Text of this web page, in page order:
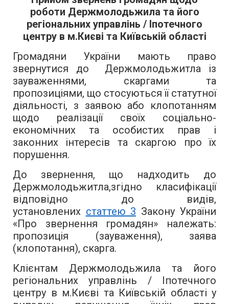
роботи Держмолодьжила та його
регіональних управлінь / Іпотечного
центру в м.Києві та Київській області
Громадяни України мають право
звернутися до Держмолодьжитла із
зауваженнями, скаргами та
пропозиціями, що стосуються її статутної
діяльності, з заявою або клопотанням
щодо реалізації своїх соціально-
економічних та особистих прав і
законних інтересів та скаргою про їх
порушення.
До звернення, що надходить до
Держмолодьжитла,згідно класифікації
відповідно до видів,
установлених статтею 3 Закону України
«Про звернення громадян» належать:
пропозиція (зауваження), заява
(клопотання), скарга.
Клієнтам Держмолодьжила та його
регіональних управлінь / Іпотечного
центру в м.Києві та Київській області у